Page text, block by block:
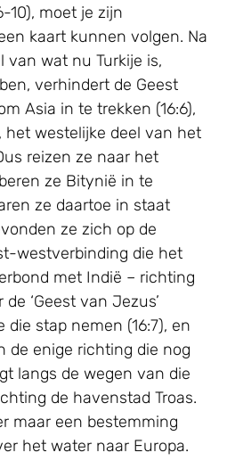
10), moet je zijn
kaart kunnen volgen. Na
van wat nu Turkije is,
verhindert de Geest
Asia in te trekken (16:6),
het westelijke deel van het
reizen ze naar het
ze Bitynië in te
ze daartoe in staat
ze zich op de
westverbinding die het
met Indië – richting
‘Geest van Jezus’
stap nemen (16:7), en
de enige richting die nog
langs de wegen van die
de havenstad Troas.
maar een bestemming
het water naar Europa.